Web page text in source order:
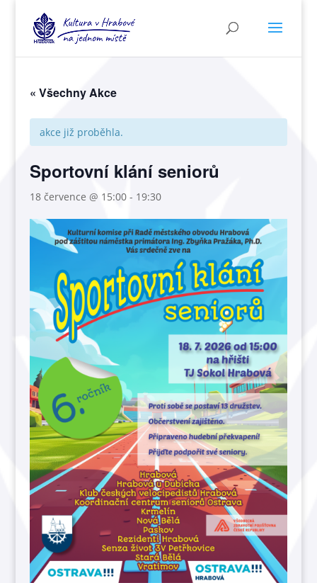
« Všechny Akce
akce již proběhla.
Sportovní klání seniorů
18 července @ 15:00 - 19:30